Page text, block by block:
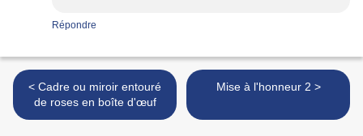
Répondre
< Cadre ou miroir entouré
de roses en boîte d'œuf
Mise à l'honneur 2 >